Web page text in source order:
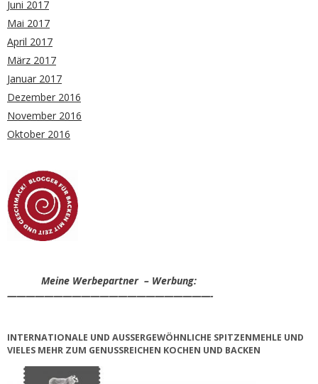
Juni 2017
Mai 2017
April 2017
März 2017
Januar 2017
Dezember 2016
November 2016
Oktober 2016
Meine Werbepartner – Werbung:
——————————————————————-
INTERNATIONALE UND AUSSERGEWÖHNLICHE SPITZENMEHLE UND V
IELES MEHR ZUM GENUSSREICHEN KOCHEN UND BACKEN